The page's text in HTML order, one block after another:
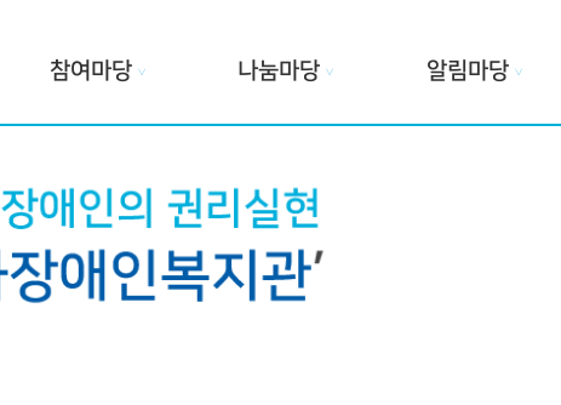
참여마당 ∨ 나눔마당 ∨ 알림마당 ∨